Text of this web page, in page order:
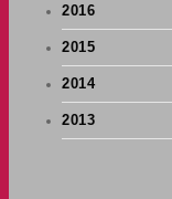
2016
2015
2014
2013